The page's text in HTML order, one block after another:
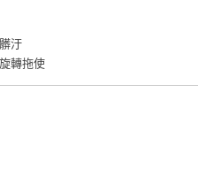
汙
轉拖使